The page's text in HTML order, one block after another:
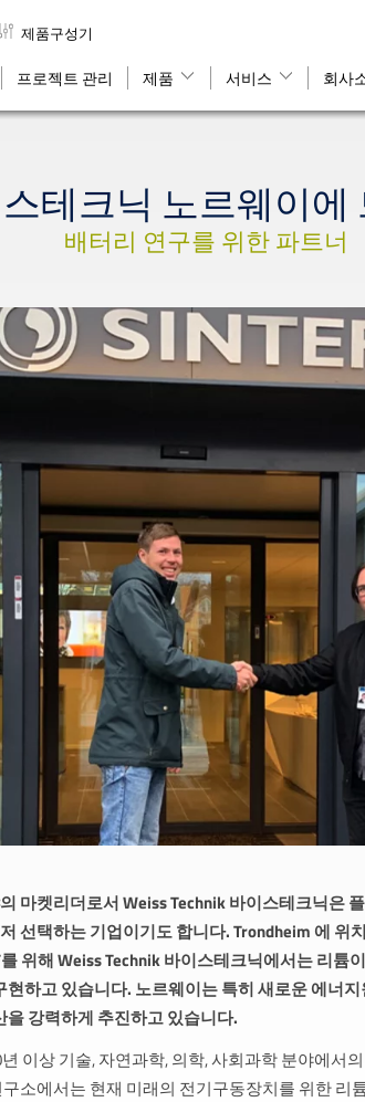
제품구성기
프로젝트 관리 제품 서비스 회사
스테크닉 노르웨이
배터리 연구를 위한 파트너
마켓리더로서 Weiss Technik 바이스테크닉은
선택하는 기업이기도 합니다. Trondheim 에 위
위해 Weiss Technik 바이스테크닉에서는 리튬
현하고 있습니다. 노르웨이는 특히 새로운 에너
을 강력하게 추진하고 있습니다.
이상 기술, 자연과학, 의학, 사회과학 분야에서
소에서는 현재 미래의 전기구동장치를 위한 리